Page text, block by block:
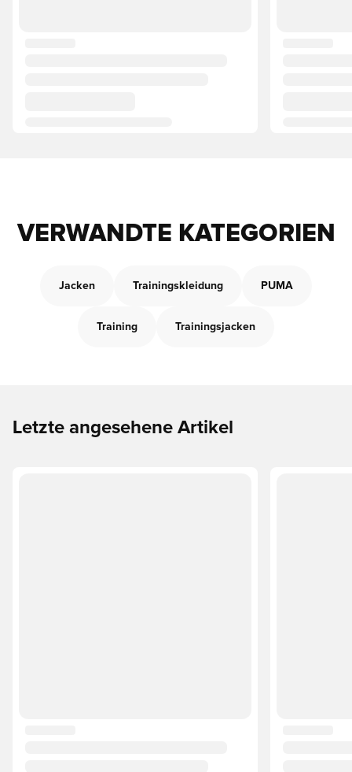
VERWANDTE KATEGORIEN
Jacken Trainingskleidung PUMA
Training Trainingsjacken
Letzte angesehene Artikel